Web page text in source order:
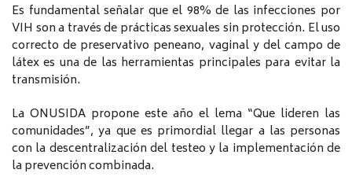
Es fundamental señalar que el 98% de las infecciones por
VIH son a través de prácticas sexuales sin protección. El uso
correcto de preservativo peneano, vaginal y del campo de
látex es una de las herramientas principales para evitar la
transmisión.
La ONUSIDA propone este año el lema “Que lideren las
comunidades”, ya que es primordial llegar a las personas
con la descentralización del testeo y la implementación de
la prevención combinada.